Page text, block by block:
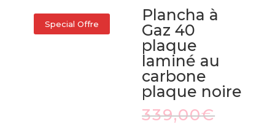
Special Offre
Plancha à
Gaz 40
plaque
laminé au
carbone
plaque noire
339,00€